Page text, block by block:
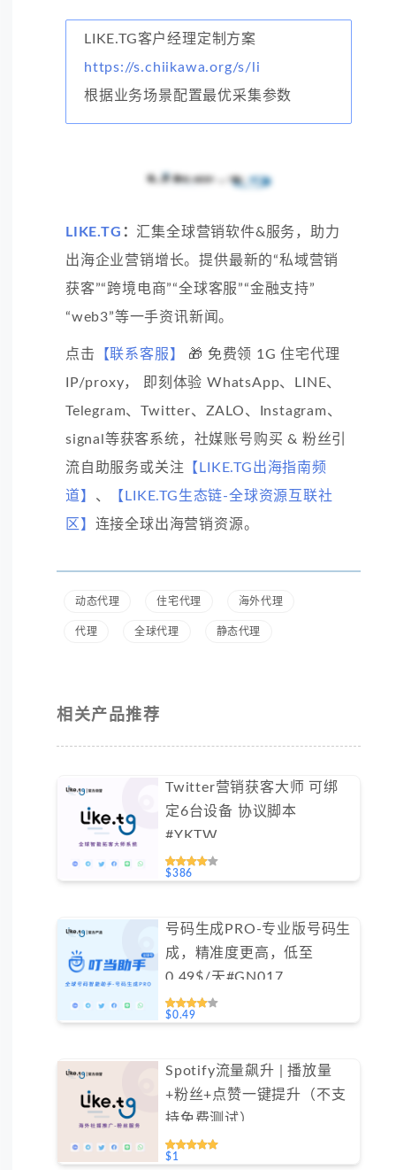
LIKE.TG客户经理定制方案
https://s.chiikawa.org/s/li
根据业务场景配置最优采集参数
LIKE.TG ： 汇集全球营销软件&服务，助力
出海企业营销增长。提供最新的“私域营销
获客”“跨境电商”“全球客服”“金融支持”
“web3”等一手资讯新闻。
点击 【联系客服】
🎁 免费领 1G 住宅代理
IP/proxy， 即刻体验 WhatsApp、LINE、
Telegram、Twitter、ZALO、Instagram、
signal等获客系统，社媒账号购买 & 粉丝引
流自助服务或关注 【LIKE.TG出海指南频
道】 、
【LIKE.TG生态链-全球资源互联社
区】 连接全球出海营销资源。
动态代理 住宅代理 海外代理
代理 全球代理 静态代理
相关产品推荐
Twitter营销获客大师 可绑
定6台设备 协议脚本
#YKTW
$386
号码生成PRO-专业版号码生
成，精准度更高，低至
0.49$/天#GN017
$0.49
Spotify流量飙升 | 播放量
+粉丝+点赞一键提升（不支
持免费测试）
$1